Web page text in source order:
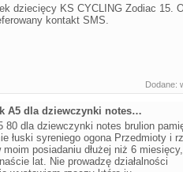
dziecięcy KS CYCLING Zodiac 15.
kontakt SMS.
Dodane:
8. Notebook Starpak A5 dla dziewczynki notes brulion
80 dla dziewczynki notes brulion
łuski syreniego ogona Przedmioty i
posiadaniu dłużej niż 6
lat. Nie prowadzę działalności